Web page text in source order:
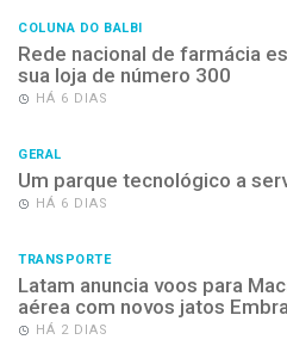
COLUNA DO BALBI
Rede nacional de farmácia
sua loja de número 300
HÁ 6 DIAS
GERAL
Um parque tecnológico a
HÁ 6 DIAS
TRANSPORTE
Latam anuncia voos para
aérea com novos jatos
HÁ 2 DIAS